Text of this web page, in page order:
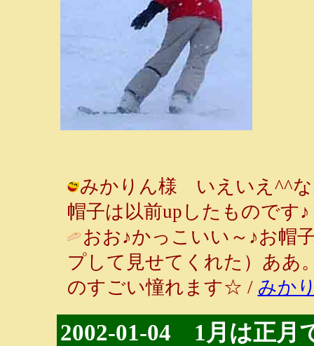
みかりん様 いえいえ^^な
帽子は以前upしたものです
おお♪かっこいい～♪お帽
プして見せてくれた）ああ
のすごい憧れます☆ / みか
2002-01-04 1月は正月